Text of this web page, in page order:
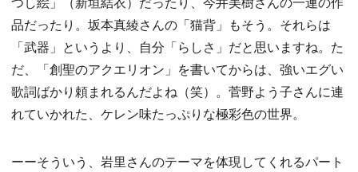
品だったり。坂本真綾さんの「猫背」もそう。それらは
「武器」というより、自分「らしさ」だと思いますね。た
だ、「創聖のアクエリオン」を書いてからは、強いエグい
歌詞ばかり頼まれるんだよね（笑）。菅野よう子さんに連
れていかれた、ケレン味たっぷりな極彩色の世界。
ーーそういう、岩里さんのテーマを体現してくれるパート